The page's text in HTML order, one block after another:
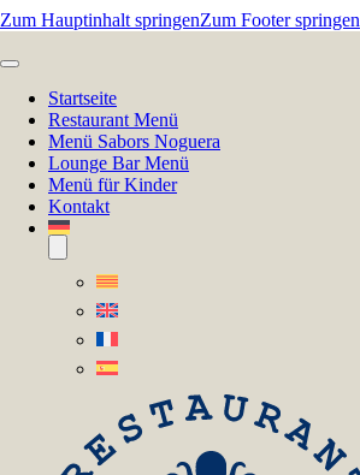
Zum Hauptinhalt springenZum Footer springen
Startseite
Restaurant Menü
Menü Sabors Noguera
Lounge Bar Menü
Menü für Kinder
Kontakt